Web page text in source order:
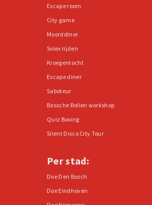
Escape room
City game
Moorddiner
Solex rijden
Kroegentocht
Escape diner
Saboteur
Bossche Bollen workshop
Quiz Boxing
Silent Disco City Tour
Per stad:
Doe Den Bosch
Doe Eindhoven